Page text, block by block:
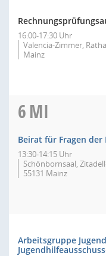
16:00-17:30 Uhr
Valencia-Zimmer,
Mainz
6MI
Beirat für Fragen der
13:30-14:15 Uhr
Schönbornsaal,
55131 Mainz
Arbeitsgruppe